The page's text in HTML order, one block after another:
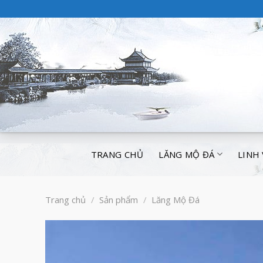
TRANG CHỦ LĂNG MỘ ĐÁ LINH
Trang chủ / Sản phẩm / Lăng Mộ Đá